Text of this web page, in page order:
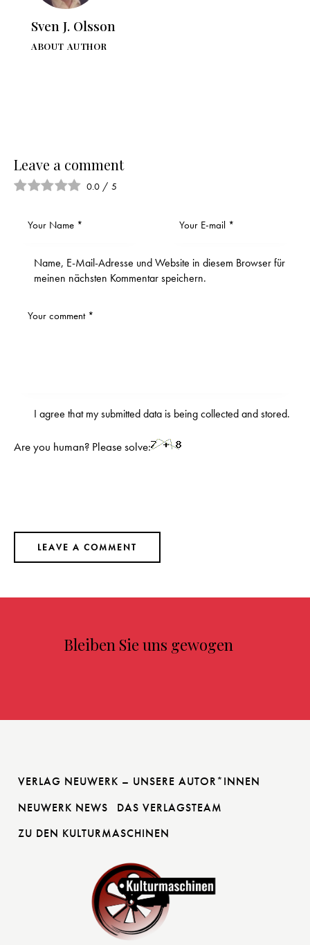
Sven J. Olsson
ABOUT AUTHOR
Leave a comment
0.0 / 5
Name, E-Mail-Adresse und Website in diesem Browser für
meinen nächsten Kommentar speichern.
I agree that my submitted data is beingcollected and stored.
Are you human? Please solve:
Bleiben Sie uns gewogen
VERLAG NEUWERK – UNSERE AUTOR*INNEN
NEUWERK NEWS
DAS VERLAGSTEAM
ZU DEN KULTURMASCHINEN